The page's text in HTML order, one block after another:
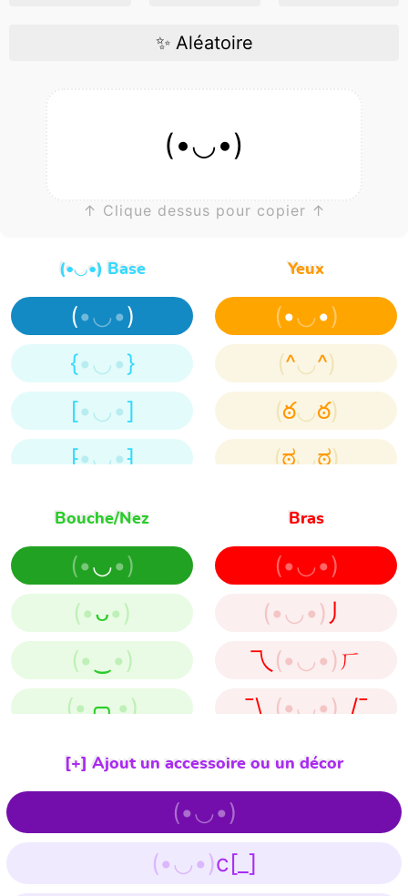
✨ Aléatoire
(•◡•)
↑ Clique dessus pour copier ↑
(•◡•) Base
(•◡•)
{•◡•}
[•◡•]
⁅•◡•⁆
‹(
•◡•­­­­­)›
<(•◡•)>
⦓•◡•⦔
⸦(•◡•)⸧
〔•◡•〕
᚜•◡•᚛
〈•◡•〉
Yeux
(•◡•)
(^◡^)
(ఠ◡ఠ)
(ಠ◡ಠ)
・◡
(^◡~)
^ )
̃● ̃•)
(
)
(͒•◡•͒)
(̆̑•̆̑◡̆̑•̆̑)
Bouche/Nez
(•◡•)
(•ᴗ•)
(•
•)
(•╭╮•)
(•_•)
Bras
(•◡•)
(•◡•) 丿
乁 (•◡•)ㄏ
¯\_ (•◡•) _/¯
ﾍ (•◡•)ﾉ
[+] Ajout un accessoire ou un décor
(•◡•)
(•◡•)c[_]